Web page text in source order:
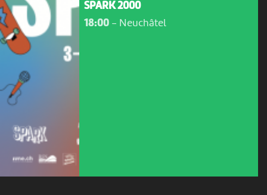
SPARK 2000
18:00- Neuchâtel